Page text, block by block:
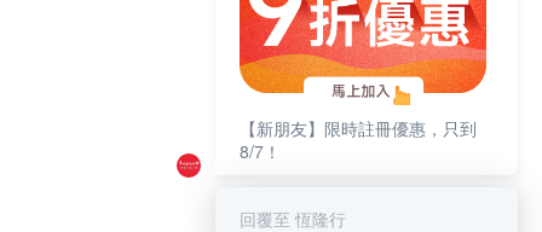
【新朋友】限時註冊優惠，只到
8/7！
回覆至 恆隆行